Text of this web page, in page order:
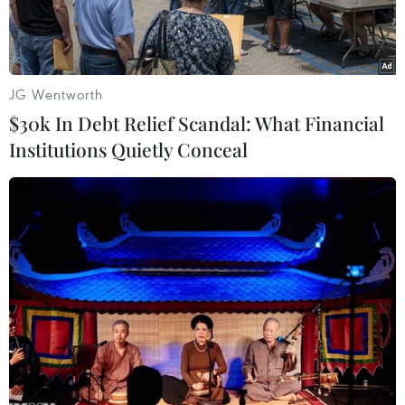
(Nguồn: TechSpot)
Ngày 5/6, YouTube thông báo sẽ cấm các video
tuyên truyền hoặc cổ xúy nạn phân biệt chủng
tộc, phân biệt đối xử, cũng như các sự kiện bạo
lực như tàn sát người Do Thái hoặc vụ xả súng
tại trường tiểu học Sandy Hook ở thành phố
JG Wentworth
$30k In Debt Relief Scandal: What Financial
Institutions Quietly Conceal